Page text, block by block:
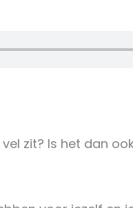
zit? Is het dan